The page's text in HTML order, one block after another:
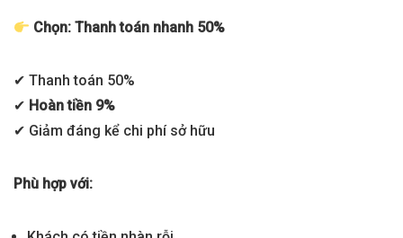
Chọn: Thanh toán nhanh 50%
✔ Thanh toán 50%
✔ Hoàn tiền 9%
✔ Giảm đáng kể chi phí sở hữu
Phù hợp với: